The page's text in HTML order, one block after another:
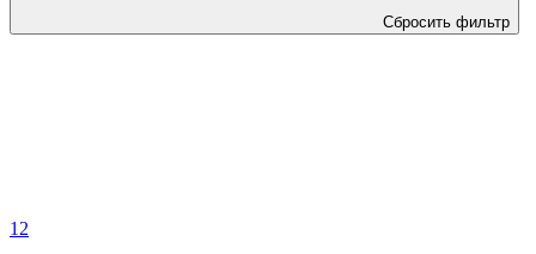
Сбросить фильтр
1 2